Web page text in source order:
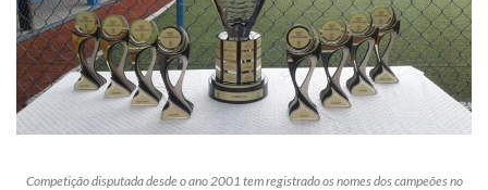
Competição disputada desde o ano 2001 tem registrado os nomes dos campeões no